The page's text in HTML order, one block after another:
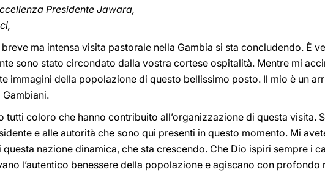
Presidente Jawara,
breve ma intensa visita pastorale nella Gambia si sta concludendo. È
sono stato circondato dalla vostra cortese ospitalità. Mentre mi
immagini della popolazione di questo bellissimo posto. Il mio è un
Gambiani.
tutti coloro che hanno contribuito all’organizzazione di questa visita.
e alle autorità che sono qui presenti in questo momento. Mi
questa nazione dinamica, che sta crescendo. Che Dio ispiri sempre i
l’autentico benessere della popolazione e agiscano con